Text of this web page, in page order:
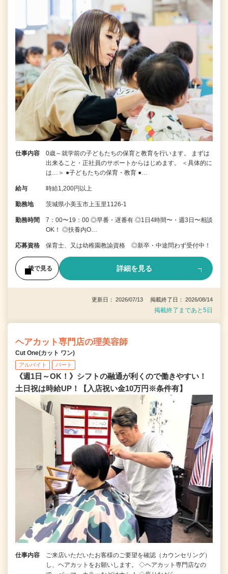
仕事内容
0歳～就学前の子どもたちの保育と教育を行います。 まずは
出来ること・正社員のサポートからはじめます。 ＜具体的に
は…＞ ●子どもたちの保育・教育 ●…
給与 時給1,200円以上
勤務地 茨城県小美玉市上玉里1126-1
勤務時間
7：00〜19：00 ◎早番・遅番有 ◎1日4時間〜・週3日〜相談
OK！ ◎扶養内O…
応募資格 保育士、又は幼稚園教諭資格 ◎新卒・中途問わず受付中！
後で見る 詳細を見る
更新日： 2026/07/13 掲載終了日： 2026/08/14
掲載終了まであと5日
ヘアカット専門店の理美容師
Cut One(カット ワン)
アルバイト パート
《週1日～OK！》シフトの融通が利くので働きやすい！
土日祝は時給UP！【入店祝い金10万円※条件有】
仕事内容
ご来店いただいたお客様のご要望を確認（カウンセリング）
し、ヘアカットをお願いします。 ◇ヘアカット専門店なの